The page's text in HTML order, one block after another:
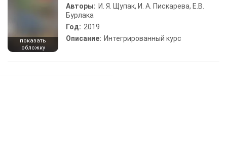
показать
обложку
Авторы: И. Я. Щупак, И. А. Пискарева, Е.В.
Бурлака
Год: 2019
Описание: Интегрированный курс